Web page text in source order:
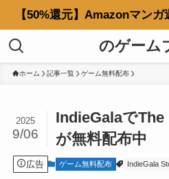
【50%還元】Amazonマン
のゲーム
ホーム 記事一覧 ゲーム無料配布
IndieGalaで
が無料配布中
2025
9/06
広告 ゲーム無料配布 IndieGala